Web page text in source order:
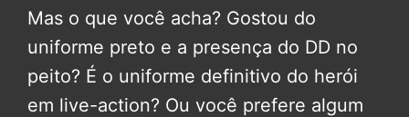
Mas o que você acha? Gostou do
uniforme preto e a presença do DD no
peito? É o uniforme definitivo do herói
em live-action? Ou você prefere algum